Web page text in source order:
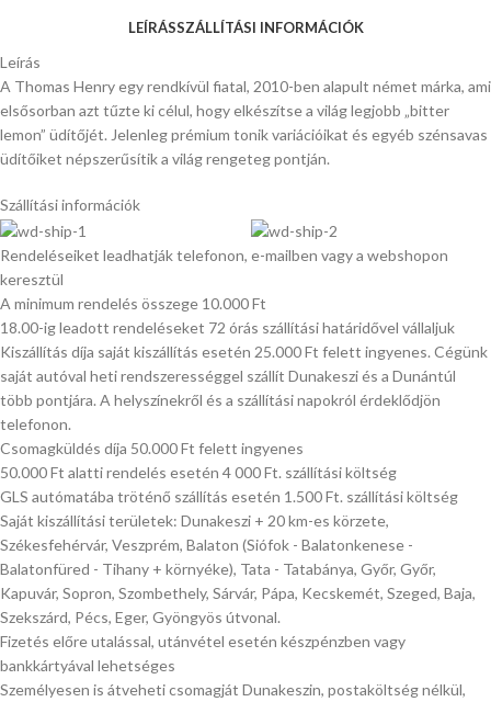
LEÍRÁSSZÁLLÍTÁSI INFORMÁCIÓK
Leírás
A Thomas Henry egy rendkívül fiatal, 2010-ben alapult német márka, ami
elsősorban azt tűzte ki célul, hogy elkészítse a világ legjobb „bitter
lemon” üdítőjét. Jelenleg prémium tonik variációikat és egyéb szénsavas
üdítőiket népszerűsítik a világ rengeteg pontján.
Szállítási információk
Rendeléseiket leadhatják telefonon, e-mailben vagy a webshopon
keresztül
A minimum rendelés összege 10.000 Ft
18.00-ig leadott rendeléseket 72 órás szállítási határidővel vállaljuk
Kiszállítás díja saját kiszállítás esetén 25.000 Ft felett ingyenes. Cégünk
saját autóval heti rendszerességgel szállít Dunakeszi és a Dunántúl
több pontjára. A helyszínekről és a szállítási napokról érdeklődjön
telefonon.
Csomagküldés díja 50.000 Ft felett ingyenes
50.000 Ft alatti rendelés esetén 4 000 Ft. szállítási költség
GLS autómatába tröténő szállítás esetén 1.500 Ft. szállítási költség
Saját kiszállítási területek: Dunakeszi + 20 km-es körzete,
Székesfehérvár, Veszprém, Balaton (Siófok - Balatonkenese -
Balatonfüred - Tihany + környéke), Tata - Tatabánya, Győr, Győr,
Kapuvár, Sopron, Szombethely, Sárvár, Pápa, Kecskemét, Szeged, Baja,
Szekszárd, Pécs, Eger, Gyöngyös útvonal.
Fizetés előre utalással, utánvétel esetén készpénzben vagy
bankkártyával lehetséges
Személyesen is átveheti csomagját Dunakeszin, postaköltség nélkül,